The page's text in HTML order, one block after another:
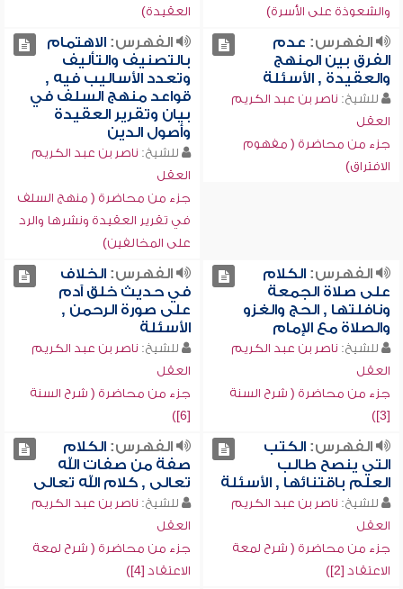
والشعوذة على الأسرة)
العقيدة)
الفهرس: عدم
الفرق بين المنهج
والعقيدة , الأسئلة
للشيخ: ناصر بن عبد الكريم
العقل
جزء من محاضرة ( مفهوم
الافتراق)
الفهرس:الاهتمام
بالتصنيف والتأليف
وتعدد الأساليب فيه ,
قواعد منهج السلف في
بيان وتقرير العقيدة
وأصول الدين
للشيخ: ناصر بن عبد الكريم
العقل
جزء من محاضرة ( منهج السلف
في تقرير العقيدة ونشرها والرد
على المخالفين)
الفهرس:الكلام
على صلاة الجمعة
ونافلتها , الحج والغزو
والصلاة مع الإمام
للشيخ: ناصر بن عبد الكريم
العقل
جزء من محاضرة ( شرح السنة
[3])
الفهرس:الخلاف
في حديث خلق آدم
على صورة الرحمن ,
الأسئلة
للشيخ: ناصر بن عبد الكريم
العقل
جزء من محاضرة ( شرح السنة
[6])
الفهرس:الكتب
التي ينصح طالب
العلم باقتنائها , الأسئلة
للشيخ: ناصر بن عبد الكريم
العقل
جزء من محاضرة ( شرح لمعة
الاعتقاد [2])
الفهرس:الكلام
صفة من صفات الله
تعالى , كلام الله تعالى
للشيخ: ناصر بن عبد الكريم
العقل
جزء من محاضرة ( شرح لمعة
الاعتقاد [4])